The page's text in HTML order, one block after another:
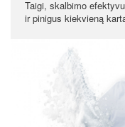
Taigi, skalbimo
ir pinigus kiekvieną